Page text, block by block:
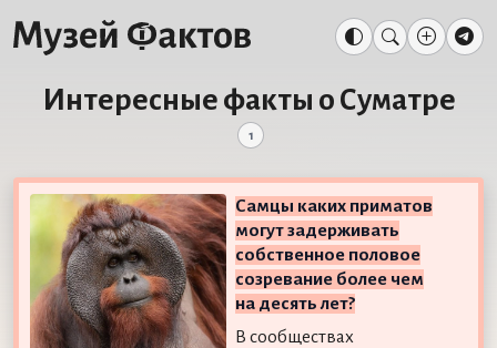
Интересные факты о Суматре
1
Самцы каких приматов
могут задерживать
собственное половое
созревание более чем
на десять лет?
В сообществах